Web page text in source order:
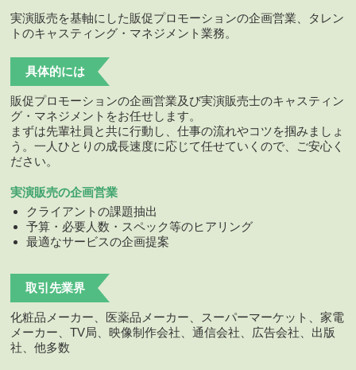
実演販売を基軸にした販促プロモーションの企画営業、タレン
トのキャスティング・マネジメント業務。
具体的には
販促プロモーションの企画営業及び実演販売士のキャスティン
グ・マネジメントをお任せします。
まずは先輩社員と共に行動し、仕事の流れやコツを掴みましょ
う。一人ひとりの成長速度に応じて任せていくので、ご安心く
ださい。
実演販売の企画営業
クライアントの課題抽出
予算・必要人数・スペック等のヒアリング
最適なサービスの企画提案
取引先業界
化粧品メーカー、医薬品メーカー、スーパーマーケット、家電
メーカー、TV局、映像制作会社、通信会社、広告会社、出版
社、他多数